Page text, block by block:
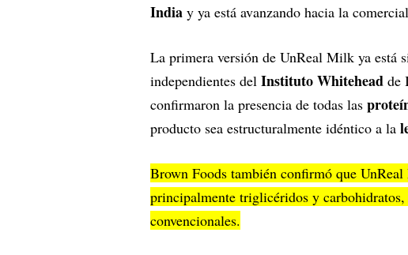
India y ya está avanzando hacia la
La primera versión de UnReal Milk ya está
independientes del Instituto Whitehead de
confirmaron la presencia de todas las
producto sea estructuralmente idéntico a la
Brown Foods también confirmó que
principalmente triglicéridos y
convencionales.